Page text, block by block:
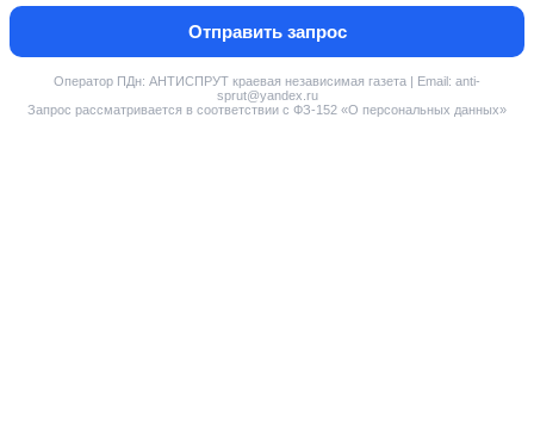
Отправить запрос
Оператор ПДн: АНТИСПРУТ краевая независимая газета | Email: anti-
sprut@yandex.ru
Запрос рассматривается в соответствии с ФЗ-152 «О персональных данных»